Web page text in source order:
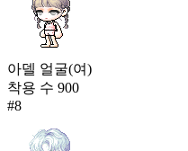
아델 얼굴(여)
착용 수 900
#8